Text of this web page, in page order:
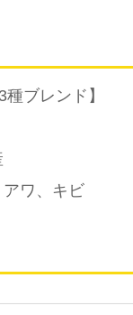
種ブレンド】
アワ、キビ